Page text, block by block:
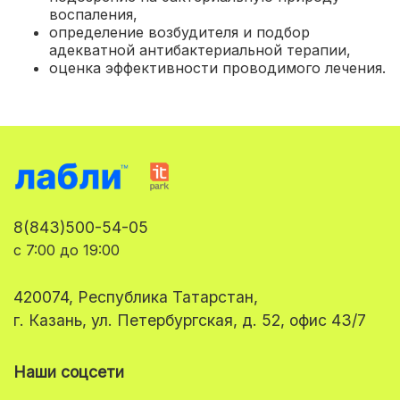
воспаления,
определение возбудителя и подбор
адекватной антибактериальной терапии,
оценка эффективности проводимого лечения.
8(843)500-54-05
с 7:00 до 19:00
420074, Республика Татарстан,
г. Казань, ул. Петербургская, д. 52, офис 43/7
Наши соцсети